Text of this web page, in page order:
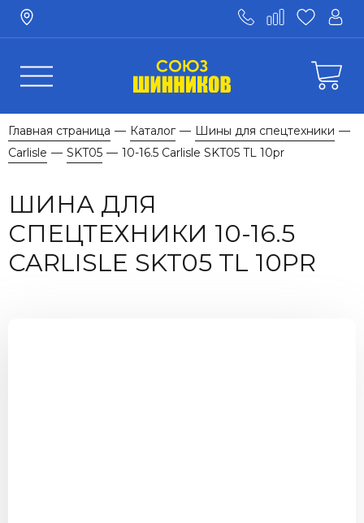
Главная страница — Каталог — Шины для спецтехники —
Carlisle — SKT05 — 10-16.5 Carlisle SKT05 TL 10pr
ШИНА ДЛЯ
СПЕЦТЕХНИКИ 10-16.5
CARLISLE SKT05 TL 10PR